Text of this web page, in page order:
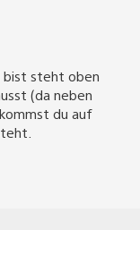
bist steht oben
(da neben
du auf